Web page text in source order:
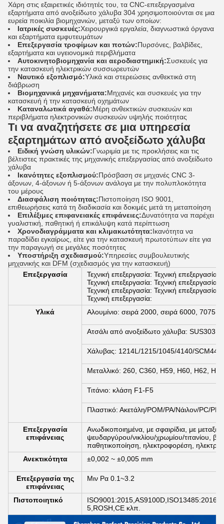
Χάρη στις εξαιρετικές ιδιότητές του, τα CNC-επεξεργασμένα
εξαρτήματα από ανοξείδωτο χάλυβα 304 χρησιμοποιούνται σε μια
ευρεία ποικιλία βιομηχανιών, μεταξύ των οποίων:
Ιατρικές συσκευές:Χειρουργικά εργαλεία, διαγνωστικά όργανα
και εξαρτήματα εμφυτευμάτων
Επεξεργασία τροφίμων και ποτών:Πυρσόνες, βαλβίδες,
εξαρτήματα και υγειονομικά περιβλήματα
Αυτοκινητοβιομηχανία και αεροδιαστημική:Συσκευές για
την κατασκευή ηλεκτρικών συσσωρευτών
Ναυτικό εξοπλισμό:Υλικά και στερεώσεις ανθεκτικά στη
διάβρωση
Βιομηχανικά μηχανήματα:Μηχανές και συσκευές για την
κατασκευή ή την κατασκευή οχημάτων
Καταναλωτικά αγαθά:Μέρη ανθεκτικών συσκευών και
περιβλήματα ηλεκτρονικών συσκευών υψηλής ποιότητας
Τι να αναζητήσετε σε μια υπηρεσία
εξαρτημάτων από ανοξείδωτο χάλυβα
Ειδική γνώση υλικών:Γνωριμία με τις προκλήσεις και τις
βέλτιστες πρακτικές της μηχανικής επεξεργασίας από ανοξείδωτο
χάλυβα
Ικανότητες εξοπλισμού:Πρόσβαση σε μηχανές CNC 3-
άξονων, 4-άξονων ή 5-άξονων ανάλογα με την πολυπλοκότητα
του μέρους
Διασφάλιση ποιότητας:Πιστοποίηση ISO 9001,
επιθεωρήσεις κατά τη διαδικασία και δοκιμές μετά τη μεταποίηση
Επιλέξιμες επιφανειακές επιφάνειες:Δυνατότητα να παρέχει
γυαλιστική, παθητική ή επικάλυψη κατά περίπτωση
Χρονοδιαγράμματα και κλιμακωτότητα:Ικανότητα να
παραδίδει εγκαίρως, είτε για την κατασκευή πρωτοτύπων είτε για
την παραγωγή σε μεγάλες ποσότητες
Υποστήριξη σχεδιασμού:Υπηρεσίες συμβουλευτικής
μηχανικής και DFM (σχεδιασμός για την κατασκευή)
Επεξεργασία
Τεχνική επεξεργασία: Τεχνική επεξεργασία:
Τεχνική επεξεργασία: Τεχνική επεξεργασία:
Τεχνική επεξεργασία: Τεχνική επεξεργασία:
Τεχνική επεξεργασία:
Υλικά
Αλουμίνιο: σειρά 2000, σειρά 6000, 7075,
Ατσάλι από ανοξείδωτο χάλυβα:
Χάλυβας: 1214L/1215/1045/4140/
Μεταλλικό: 260, C360, H59, H60, H62,
Τιτάνιο: κλάση F1-F5
Πλαστικό: Ακετάλη/POM/PA/Νάιλον/PC/
Επεξεργασία
επιφάνειας
Ανωδικοποιημένα, με σφαιρίδια, με
ψευδαργύρου/νικλίου/χρωμίου/τιτανίου,
παθητικοποίηση, ηλεκτροφορέση,
Ανεκτικότητα
±0,002 ~ ±0,005 mm
Επεξεργασία της
επιφάνειας
Μιν Ρα 0.1~3.2
Πιστοποιητικό
5,ROSH,CE κλπ.